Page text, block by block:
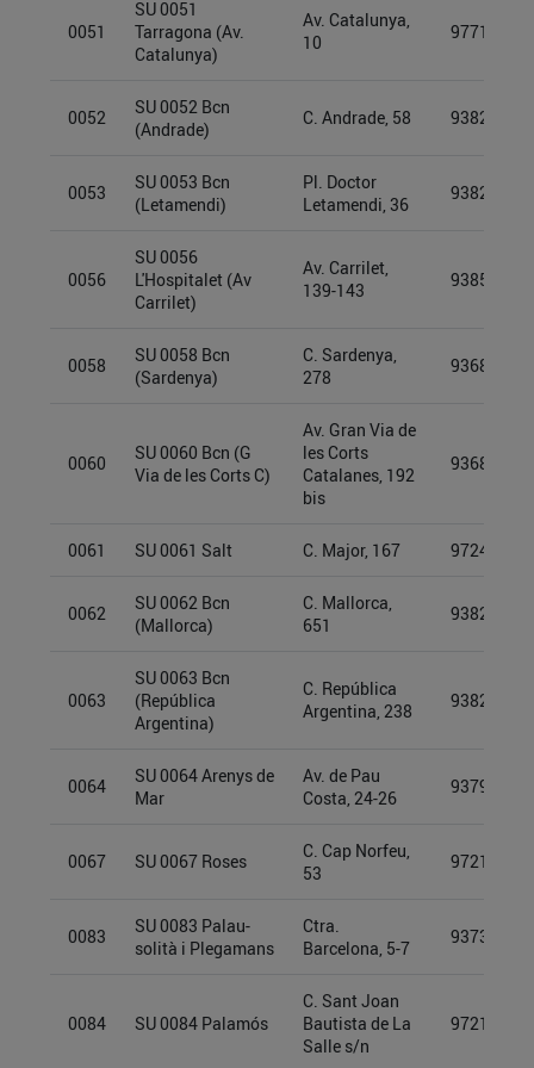
0051
SU 0051
Tarragona (Av.
Catalunya)
Av. Catalunya,
10
0052
SU 0052 Bcn
(Andrade)
C. Andrade, 58
0053
SU 0053 Bcn
(Letamendi)
Pl. Doctor
Letamendi, 36
0056
SU 0056
L'Hospitalet (Av
Carrilet)
Av. Carrilet,
139-143
0058
SU 0058 Bcn
(Sardenya)
C. Sardenya,
278
0060
SU 0060 Bcn (G
Via de les Corts C)
Av. Gran Via de
les Corts
Catalanes, 192
bis
0061 SU 0061 Salt C. Major, 167
0062
SU 0062 Bcn
(Mallorca)
C. Mallorca,
651
0063
SU 0063 Bcn
(República
Argentina)
C. República
Argentina, 238
0064
SU 0064 Arenys de
Mar
Av. de Pau
Costa, 24-26
0067 SU 0067 Roses
C. Cap Norfeu,
53
0083
SU 0083 Palau-
solità i Plegamans
Ctra.
Barcelona, 5-7
0084 SU 0084 Palamós
C. Sant Joan
Bautista de La
Salle s/n